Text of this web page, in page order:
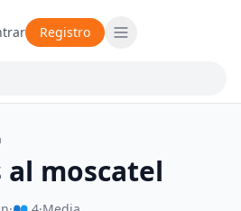
Registro
al moscatel